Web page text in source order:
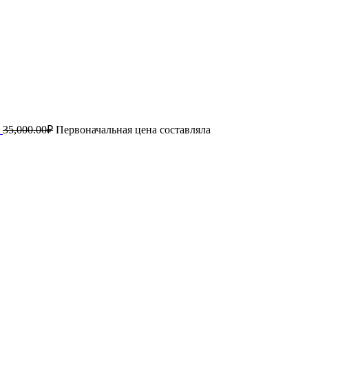
35,000.00₽ Первоначальная цена составляла